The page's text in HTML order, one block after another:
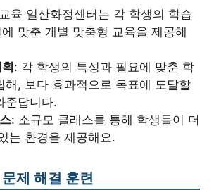
육 일산화정센터는 각 학생의 학습
맞춘 개별 맞춤형 교육을 제공해
: 각 학생의 특성과 필요에 맞춘 학
해, 보다 효과적으로 목표에 도달할
준답니다.
: 소규모 클래스를 통해 학생들이 더
는 환경을 제공해요.
제 해결 훈련